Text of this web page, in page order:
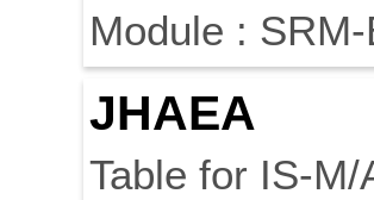
Module :
JHAEA
Table for IS-M/